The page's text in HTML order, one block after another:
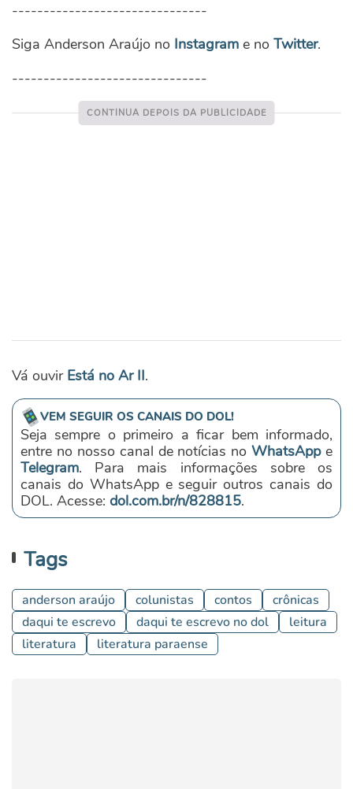
-------------------------------
Siga Anderson Araújo no Instagram e no Twitter.
-------------------------------
Vá ouvir Está no Ar II.
VEM SEGUIR OS CANAIS DO DOL!
Seja sempre o primeiro a ficar bem informado,
entre no nosso canal de notícias noWhatsAppe
Telegram. Para mais informações sobre os
canais do WhatsApp e seguir outros canais do
DOL. Acesse: dol.com.br/n/828815.
Tags
anderson araújo colunistas contos
crônicas
daqui te escrevo
daqui te escrevo no dol
leitura
literatura
literatura paraense